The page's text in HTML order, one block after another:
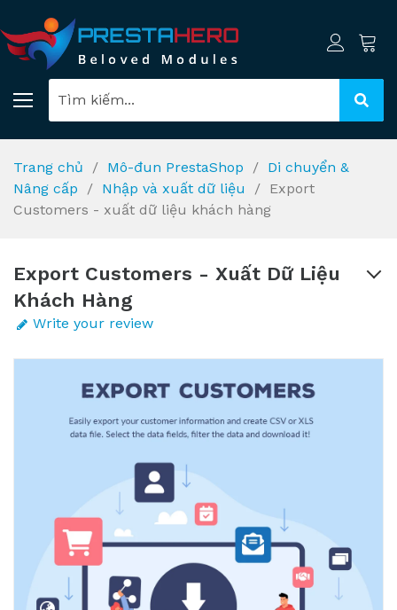
Trang chủ Mô-đun PrestaShop
Di chuyển &
Nâng cấp
Nhập và xuất dữ liệu
Export
Customers - xuất dữ liệu khách hàng
Export Customers - Xuất Dữ Liệu
Khách Hàng
Write your review